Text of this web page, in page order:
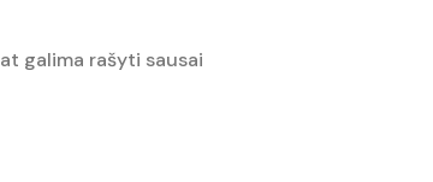
galima rašyti sausai